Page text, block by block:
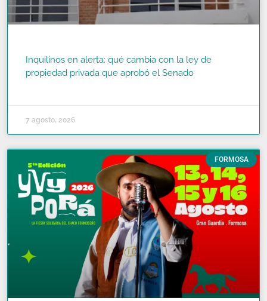
Inquilinos en alerta: qué cambia con la ley de
propiedad privada que aprobó el Senado
7 agosto, 2026
FORMOSA